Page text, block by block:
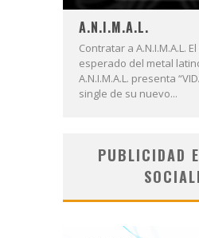
A.N.I.M.A.L.
Contratar a A.N.I.M.A.L.
esperado del metal
A.N.I.M.A.L. presenta
single de su nuevo...
PUBLICIDAD